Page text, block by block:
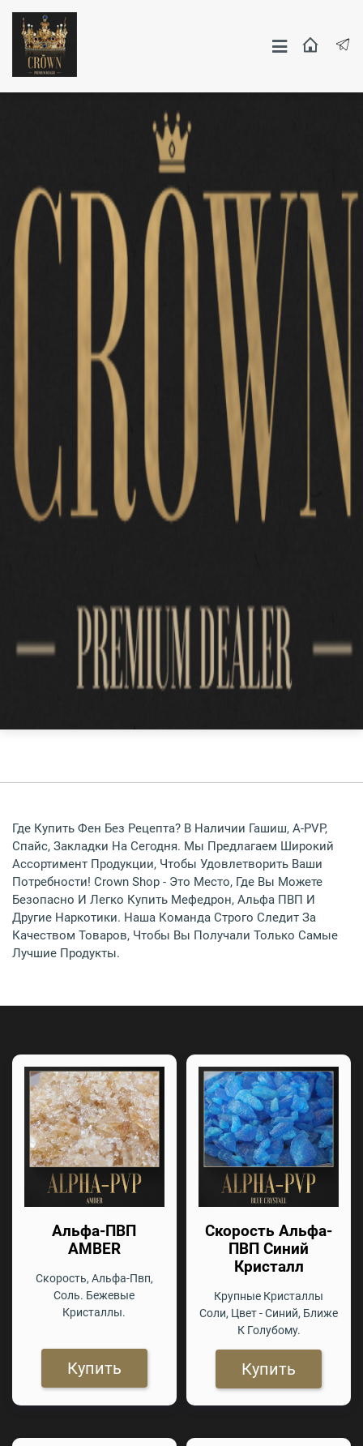
Другие Города
Где Купить Фен Без Рецепта? В Наличии Гашиш, A-PVP,
Спайс, Закладки На Сегодня. Мы Предлагаем Широкий
Ассортимент Продукции, Чтобы Удовлетворить Ваши
Потребности! Crown Shop - Это Место, Где Вы Можете
Безопасно И Легко Купить Мефедрон, Альфа ПВП И
Другие Наркотики. Наша Команда Строго Следит За
Качеством Товаров, Чтобы Вы Получали Только Самые
Лучшие Продукты.
Альфа-ПВП
AMBER
Скорость, Альфа-Пвп,
Соль. Бежевые
Кристаллы.
Купить
Скорость Альфа-
ПВП Синий
Кристалл
Крупные Кристаллы
Соли, Цвет - Синий, Ближе
К Голубому.
Купить